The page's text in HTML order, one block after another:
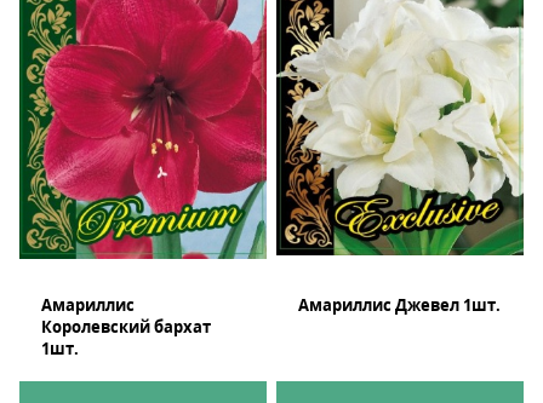
Амариллис
Королевский бархат
1шт.
Амариллис Джевел 1шт.